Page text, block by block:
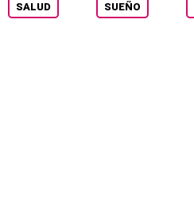
SALUD
SUEÑO